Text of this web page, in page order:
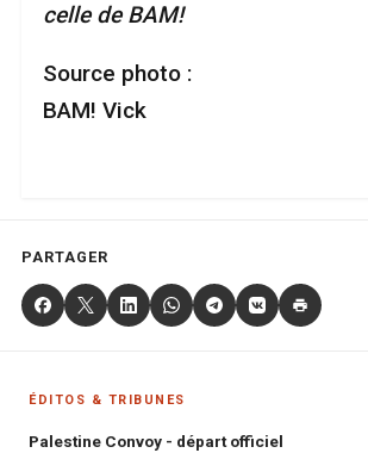
celle de BAM!
Source photo :
BAM! Vick
PARTAGER
ÉDITOS & TRIBUNES
Palestine Convoy - départ officiel